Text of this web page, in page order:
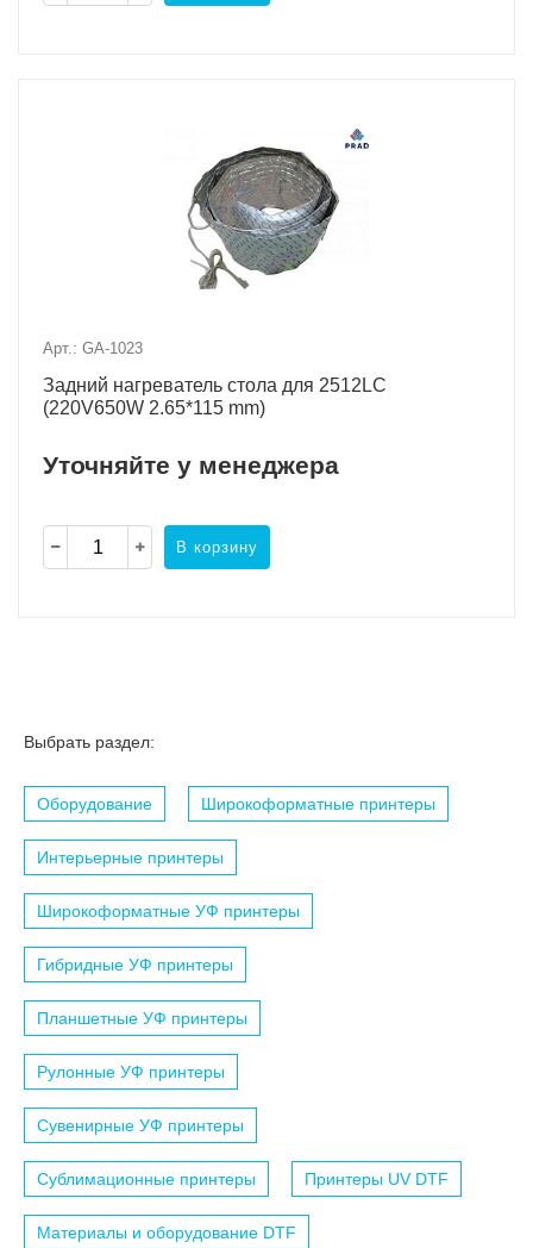
Арт.: GA-1023
Задний нагреватель стола для 2512LC
(220V650W 2.65*115 mm)
Уточняйте у менеджера
В корзину
Выбрать раздел:
Оборудование Широкоформатные принтеры
Интерьерные принтеры
Широкоформатные УФ принтеры
Гибридные УФ принтеры
Планшетные УФ принтеры
Рулонные УФ принтеры
Сувенирные УФ принтеры
Сублимационные принтеры Принтеры UV DTF
Материалы и оборудование DTF